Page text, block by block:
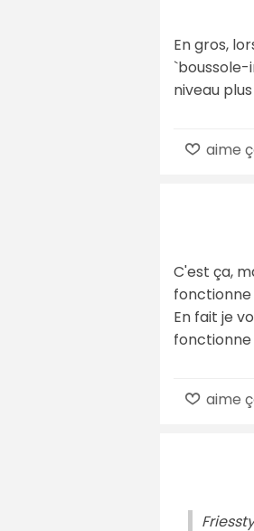
En gros,
niveau
aime
C'est ça,
fonctionne
En fait je
aime